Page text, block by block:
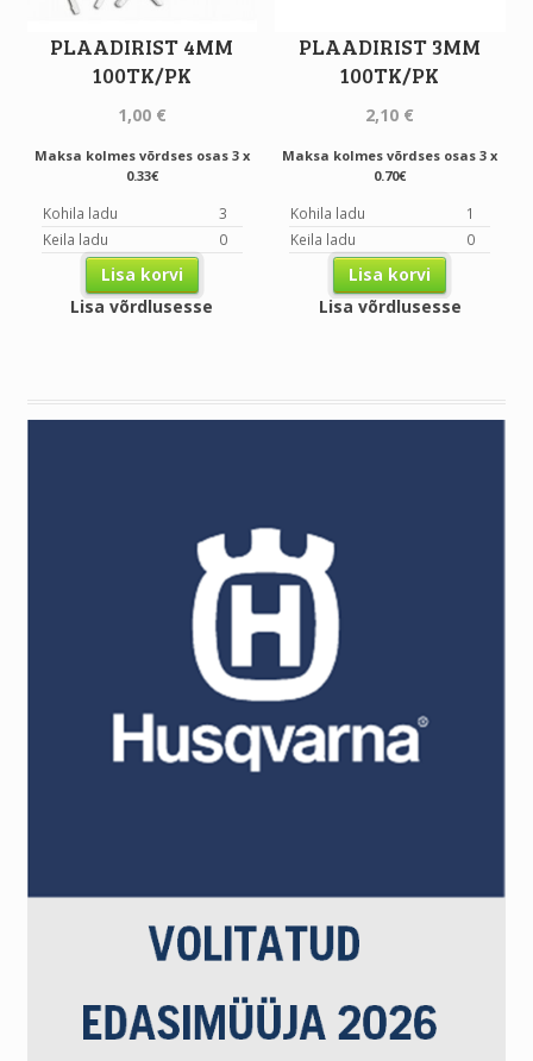
PLAADIRIST 4MM
100TK/PK
1,00 €
Maksa kolmes võrdses osas 3 x
0.33€
Kohila ladu
3
Keila ladu
0
Lisa korvi
Lisa võrdlusesse
PLAADIRIST 3MM
100TK/PK
2,10 €
Maksa kolmes võrdses osas 3 x
0.70€
Kohila ladu
1
Keila ladu
0
Lisa korvi
Lisa võrdlusesse